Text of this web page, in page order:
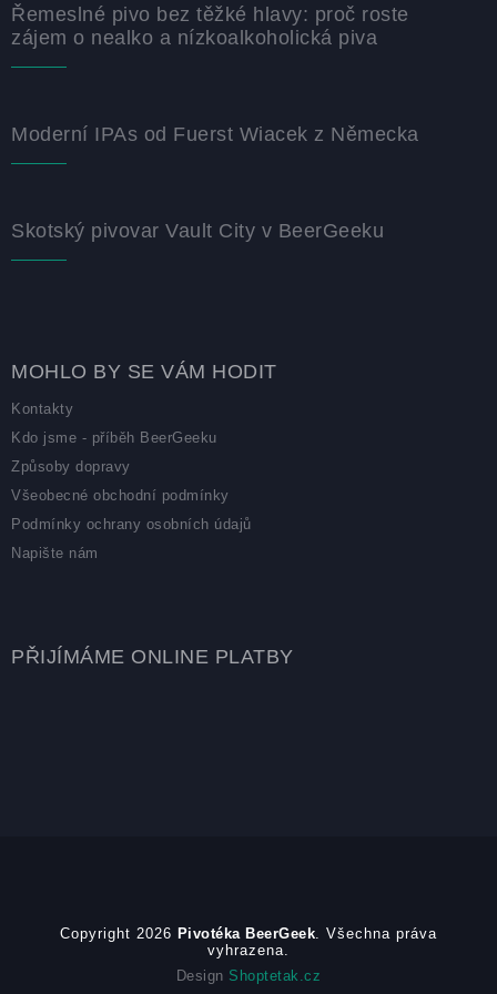
Řemeslné pivo bez těžké hlavy: proč roste
zájem o nealko a nízkoalkoholická piva
Moderní IPAs od Fuerst Wiacek z Německa
Skotský pivovar Vault City v BeerGeeku
MOHLO BY SE VÁM HODIT
Kontakty
Kdo jsme - příběh BeerGeeku
Způsoby dopravy
Všeobecné obchodní podmínky
Podmínky ochrany osobních údajů
Napište nám
PŘIJÍMÁME ONLINE PLATBY
Copyright 2026 Pivotéka BeerGeek . Všechna práva
vyhrazena.
Design Shoptetak.cz